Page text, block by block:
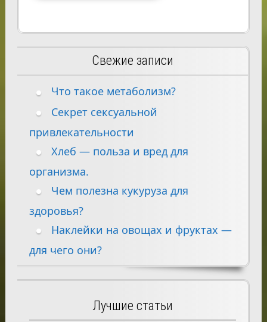
Свежие записи
Что такое метаболизм?
Секрет сексуальной
привлекательности
Хлеб — польза и вред для
организма.
Чем полезна кукуруза для
здоровья?
Наклейки на овощах и фруктах —
для чего они?
Лучшие статьи